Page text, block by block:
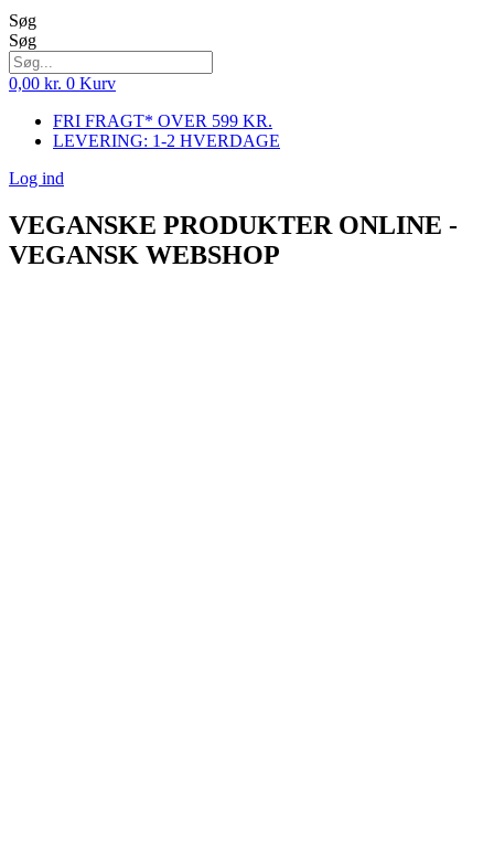
Søg
Søg
0,00 kr. 0 Kurv
FRI FRAGT* OVER 599 KR.
LEVERING: 1-2 HVERDAGE
Log ind
VEGANSKE PRODUKTER ONLINE -
VEGANSK WEBSHOP